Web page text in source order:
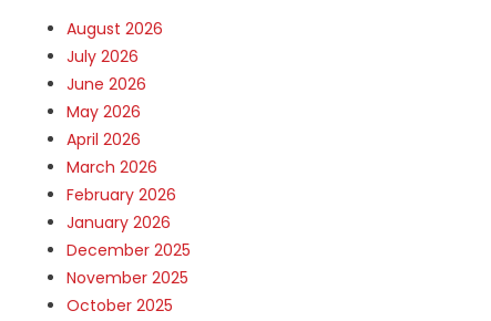
August 2026
July 2026
June 2026
May 2026
April 2026
March 2026
February 2026
January 2026
December 2025
November 2025
October 2025